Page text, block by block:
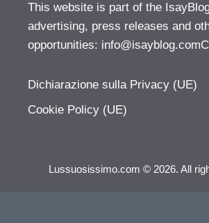
This website is part of the
advertising, press releases and
opportunities:
Dichiarazione sulla Privacy (UE)
Cookie Policy (UE)
Lussuosissimo.com © 2026. All